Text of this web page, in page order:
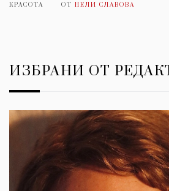
КРАСОТА ОТ НЕЛИ СЛАВОВА
ИЗБРАНИ ОТ